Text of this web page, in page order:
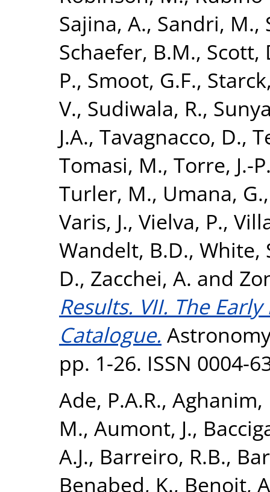
Sajina, A., Sandri, M.,
Schaefer, B.M., Scott,
P., Smoot, G.F.,
V., Sudiwala, R.,
J.A., Tavagnacco, D.,
Tomasi, M., Torre, J.-
Turler, M., Umana, G.
Varis, J., Vielva, P.,
Wandelt, B.D., White,
D., Zacchei, A. and
Results. VII. The
Catalogue.
pp. 1-26. ISSN 0004-
Ade, P.A.R., Aghanim,
M., Aumont, J.,
A.J., Barreiro, R.B.,
Benabed, K., Benoit,